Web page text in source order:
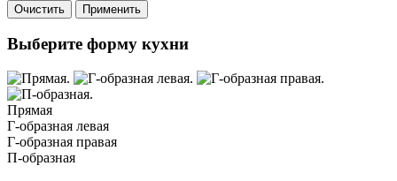
Очистить Применить
Выберите форму кухни
Прямая
Г-образная левая
Г-образная правая
П-образная